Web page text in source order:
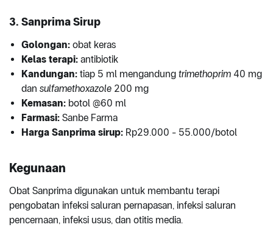
3. Sanprima Sirup
Golongan: obat keras
Kelas terapi: antibiotik
Kandungan: tiap 5 ml mengandung trimethoprim 40 mg
dan sulfamethoxazole 200 mg
Kemasan: botol @60 ml
Farmasi: Sanbe Farma
Harga Sanprima sirup: Rp29.000 - 55.000/botol
Kegunaan
Obat Sanprima digunakan untuk membantu terapi
pengobatan infeksi saluran pernapasan, infeksi saluran
pencernaan, infeksi usus, dan otitis media.